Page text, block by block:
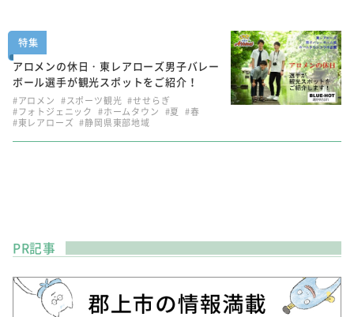
特集
アロメンの休日・東レアローズ男子バレー
ボール選手が観光スポットをご紹介！
#アロメン #スポーツ観光 #せせらぎ
#フォトジェニック #ホームタウン #夏 #春
#東レアローズ #静岡県東部地域
PR記事